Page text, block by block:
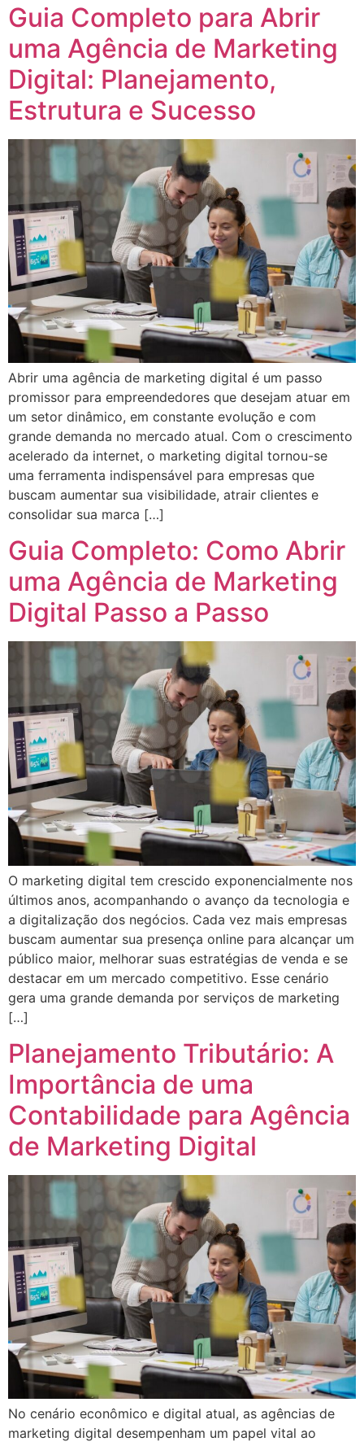
Guia Completo para Abrir
uma Agência de Marketing
Digital: Planejamento,
Estrutura e Sucesso
Abrir uma agência de marketing digital é um passo
promissor para empreendedores que desejam atuar em
um setor dinâmico, em constante evolução e com
grande demanda no mercado atual. Com o crescimento
acelerado da internet, o marketing digital tornou-se
uma ferramenta indispensável para empresas que
buscam aumentar sua visibilidade, atrair clientes e
consolidar sua marca […]
Guia Completo: Como Abrir
uma Agência de Marketing
Digital Passo a Passo
O marketing digital tem crescido exponencialmente nos
últimos anos, acompanhando o avanço da tecnologia e
a digitalização dos negócios. Cada vez mais empresas
buscam aumentar sua presença online para alcançar um
público maior, melhorar suas estratégias de venda e se
destacar em um mercado competitivo. Esse cenário
gera uma grande demanda por serviços de marketing
[…]
Planejamento Tributário: A
Importância de uma
Contabilidade para Agência
de Marketing Digital
No cenário econômico e digital atual, as agências de
marketing digital desempenham um papel vital ao